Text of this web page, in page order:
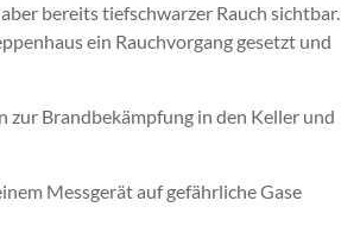
bereits tiefschwarzer Rauch sichtbar.
ein Rauchvorgang gesetzt und
zur Brandbekämpfung in den Keller und
Messgerät auf gefährliche Gase